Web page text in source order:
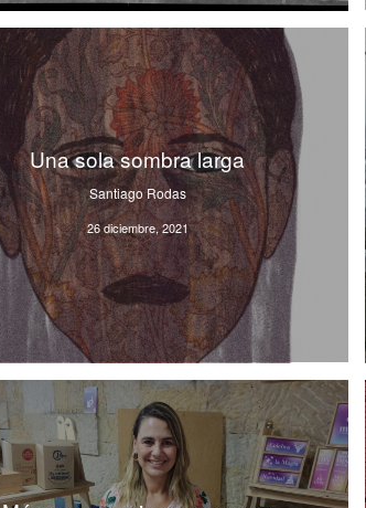
Una sola sombra larga
Santiago Rodas
26 diciembre, 2021